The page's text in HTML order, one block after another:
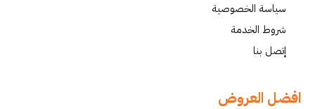
سياسة الخصوصية
شروط الخدمة
إتصل بنا
افضل العروض